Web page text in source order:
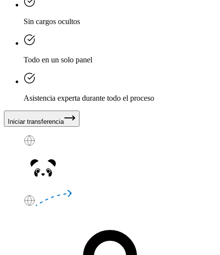
Sin cargos ocultos
Todo en un solo panel
Asistencia experta durante todo el proceso
Iniciar transferencia